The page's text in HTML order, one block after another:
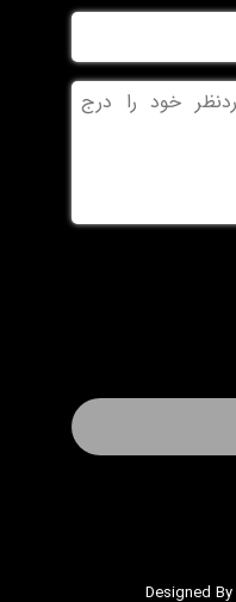
Designed By